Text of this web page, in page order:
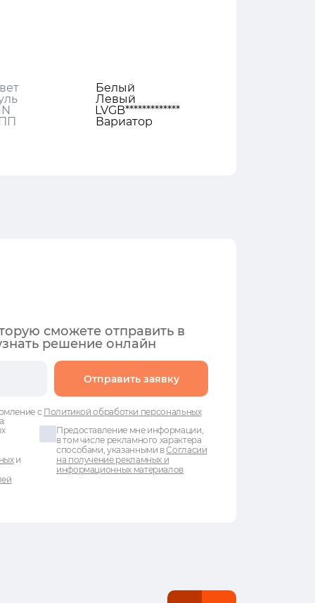
Белый
Левый
LVGB*************
Вариатор
сможете отправить в
решение онлайн
Отправить заявку
с Политикой обработки персональных
и
Предоставление мне информации,
в том числе рекламного характера
способами, указанными вСогласии
на получение рекламных и
информационных материалов